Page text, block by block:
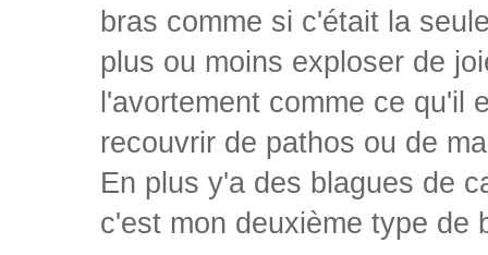
bras comme si c'était la
plus ou moins exploser de
l'avortement comme ce qu'il
recouvrir de pathos ou de
En plus y'a des blagues de
c'est mon deuxième type de